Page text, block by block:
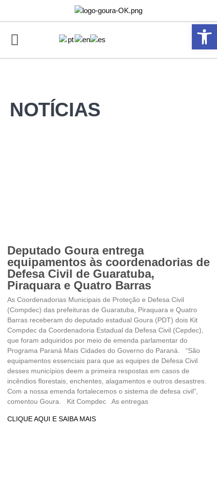
NOTÍCIAS
Deputado Goura entrega
equipamentos às coordenadorias de
Defesa Civil de Guaratuba,
Piraquara e Quatro Barras
As Coordenadorias Municipais de Proteção e Defesa Civil
(Compdec) das prefeituras de Guaratuba, Piraquara e Quatro
Barras receberam do deputado estadual Goura (PDT) dois Kit
Compdec da Coordenadoria Estadual da Defesa Civil (Cepdec),
que foram adquiridos por meio de emenda parlamentar do
Programa Paraná Mais Cidades do Governo do Paraná. “São
equipamentos essenciais para que as equipes de Defesa Civil
desses municípios deem a primeira respostas em casos de
incêndios florestais, enchentes, alagamentos e outros desastres.
Com a nossa emenda fortalecemos o sistema de defesa civil”,
comentou Goura. Kit Compdec As entregas
CLIQUE AQUI E SAIBA MAIS
Abrir